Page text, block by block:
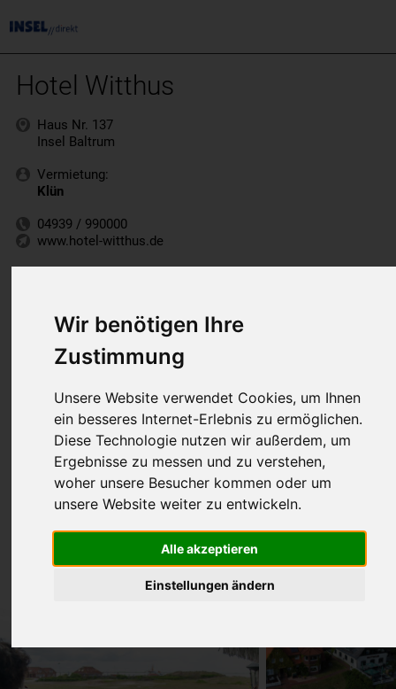
Wir benötigen Ihre
Zustimmung
Unsere Website verwendet Cookies, um Ihnen
ein besseres Internet-Erlebnis zu ermöglichen.
Diese Technologie nutzen wir außerdem, um
Ergebnisse zu messen und zu verstehen,
woher unsere Besucher kommen oder um
unsere Website weiter zu entwickeln.
Alle akzeptieren
Einstellungen ändern
Hotel Witthus
Haus Nr. 137
Insel Baltrum
Vermietung:
Klün
04939 / 990000
www.hotel-witthus.de